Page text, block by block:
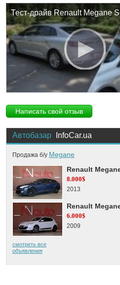
стійки
жалію, їду туди
швидкість.
Тест-драйв Renault Megane
Написать свой отзыв
Автобазар InfoCar.ua
Продажа б/у Megane
Renault
8.000$
2013
Renault
6.000$
2009
смотреть все
объявления